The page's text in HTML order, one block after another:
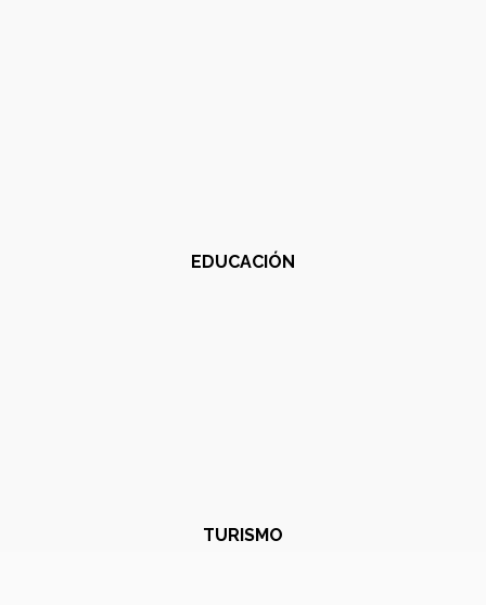
EDUCACIÓN
TURISMO